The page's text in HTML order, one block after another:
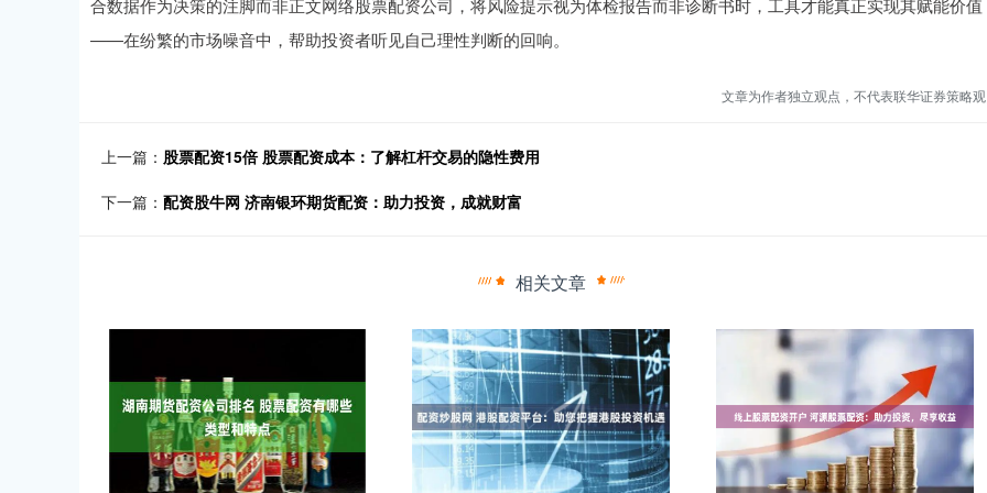
合数据作为决策的注脚而非正文网络股票配资公司，将风险提示视为体检报告而非诊断书时，工具才能真正实现其赋能价值
——在纷繁的市场噪音中，帮助投资者听见自己理性判断的回响。
文章为作者独立观点，不代表联华证券策略
上一篇： 股票配资15倍 股票配资成本：了解杠杆交易的隐性费用
下一篇： 配资股牛网 济南银环期货配资：助力投资，成就财富
相关文章